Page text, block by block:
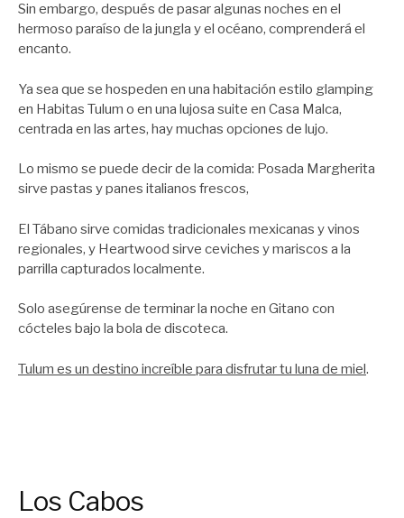
Sin embargo, después de pasar algunas noches en el
hermoso paraíso de la jungla y el océano, comprenderá el
encanto.
Ya sea que se hospeden en una habitación estilo glamping
en Habitas Tulum o en una lujosa suite en Casa Malca,
centrada en las artes, hay muchas opciones de lujo.
Lo mismo se puede decir de la comida: Posada Margherita
sirve pastas y panes italianos frescos,
El Tábano sirve comidas tradicionales mexicanas y vinos
regionales, y Heartwood sirve ceviches y mariscos a la
parrilla capturados localmente.
Solo asegúrense de terminar la noche en Gitano con
cócteles bajo la bola de discoteca.
Tulum es un destino increíble para disfrutar tu luna de miel.
Los Cabos